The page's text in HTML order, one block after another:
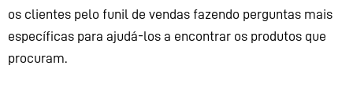
os clientes pelo funil de vendas fazendo perguntas mais
específicas para ajudá-los a encontrar os produtos que
procuram.